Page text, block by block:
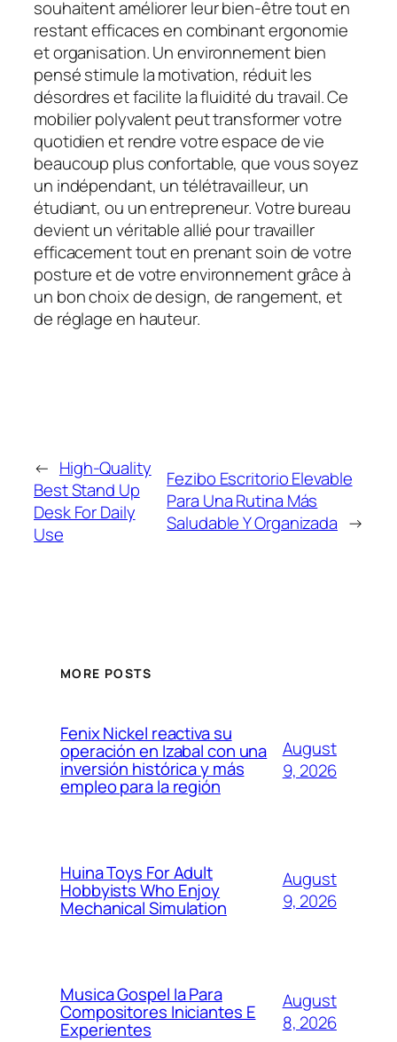
souhaitent améliorer leur bien-être tout en
restant efficaces en combinant ergonomie
et organisation. Un environnement bien
pensé stimule la motivation, réduit les
désordres et facilite la fluidité du travail. Ce
mobilier polyvalent peut transformer votre
quotidien et rendre votre espace de vie
beaucoup plus confortable, que vous soyez
un indépendant, un télétravailleur, un
étudiant, ou un entrepreneur. Votre bureau
devient un véritable allié pour travailler
efficacement tout en prenant soin de votre
posture et de votre environnement grâce à
un bon choix de design, de rangement, et
de réglage en hauteur.
← High-Quality
Best Stand Up
Desk For Daily
Use
Fezibo Escritorio Elevable
Para Una Rutina Más
Saludable Y Organizada →
MORE POSTS
Fenix Nickel reactiva su
operación en Izabal con una
inversión histórica y más
empleo para la región
August
9, 2026
Huina Toys For Adult
Hobbyists Who Enjoy
Mechanical Simulation
August
9, 2026
Musica Gospel Ia Para
Compositores Iniciantes E
Experientes
August
8, 2026